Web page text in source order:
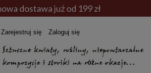
dostawa już od 199 zł
Zarejestruj się Zaloguj się